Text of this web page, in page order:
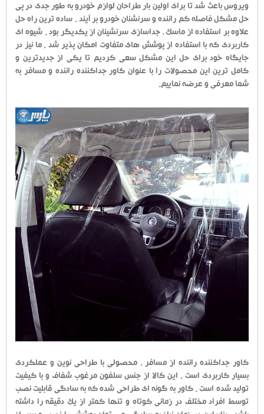
ویروس باعث شد تا برای اولین بار طراحان لوازم خودرو به طور جدی در پی
حل مشکل فاصله کم راننده و سرنشنان خودرو بر آیند . ساده ترین راه حل
علاوه بر استفاده از ماسک ، جداسازی سرنشینان از یکدیگر بود . شیوه ای
کاربردی که با استفاده از پوشش های متفاوت امکان پذیر شد . ما نیز در
جایگاه خود برای حل این مشکل سعی کردیم تا یکی از جدیدترین و
کامل ترین این محصولات را با عنوان کاور جداکننده راننده و مسافر به
شما معرفی و عرضه نماییم.
کاور جداکننده راننده از مسافر ، محصولی با طراحی نوین و عملکردی
بسیار کاربردی است . این کالا از جنس سلفون مرغوب شفاف و با کیفیت
تولید شده است . کاور به گونه ای طراحی شده که به سادگی قابلیت نصب
توسط افراد مختلف در زمانی کوتاه و تنها کمتر از یک دقیقه را داشته